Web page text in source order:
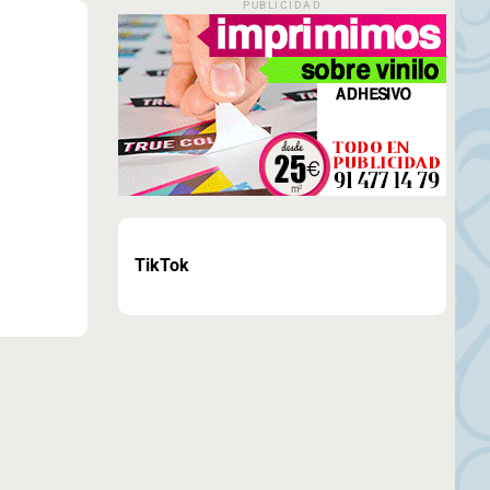
PUBLICIDAD
TikTok